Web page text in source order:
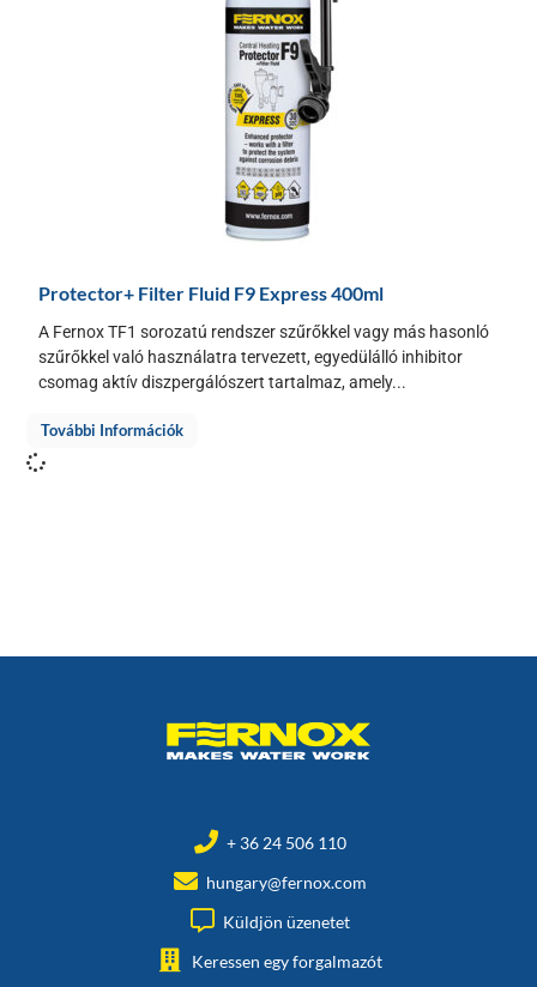
Protector+ Filter Fluid F9 Express 400ml
A Fernox TF1 sorozatú rendszer szűrőkkel vagy más hasonló
szűrőkkel való használatra tervezett, egyedülálló inhibitor
csomag aktív diszpergálószert tartalmaz, amely...
További Információk
+ 36 24 506 110
hungary@fernox.com
Küldjön üzenetet
Keressen egy forgalmazót